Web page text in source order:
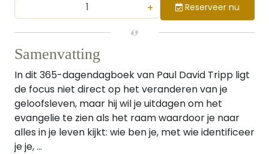
+ Reserveer nu
Samenvatting
In dit 365-dagendagboek van Paul David Tripp ligt
de focus niet direct op het veranderen van je
geloofsleven, maar hij wil je uitdagen om het
evangelie te zien als het raam waardoor je naar
alles in je leven kijkt: wie ben je, met wie identificeer
je je, ...